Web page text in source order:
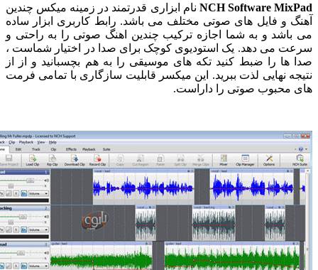
NCH Softwareنام ابزاری قدرتمند در زمینه میکس چندین
و فایل های صوتی مختلف می باشد. رابط کاربری ابزار ساده
و به شما اجازه ترکیب چندین اهنگ صوتی را به راحتی و
می دهد. یک استودیوی کوچک برای صدا در اختیار شماست ،
را ضبط کنید تکه های موسیقی را به هم بچسبانید و از از
نهایی لذت ببرید. این میکسر قابلیت سازگاری با تمامی فرمت
صوتی را داراست.